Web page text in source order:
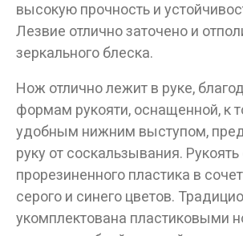
высокую прочность и
Лезвие отлично заточено и
зеркального блеска.
Нож отлично лежит в руке,
формам рукояти, оснащенной, к
удобным нижним выступом,
руку от соскальзывания.
прорезиненного пластика в
серого и синего цветов.
укомплектована пластиковыми